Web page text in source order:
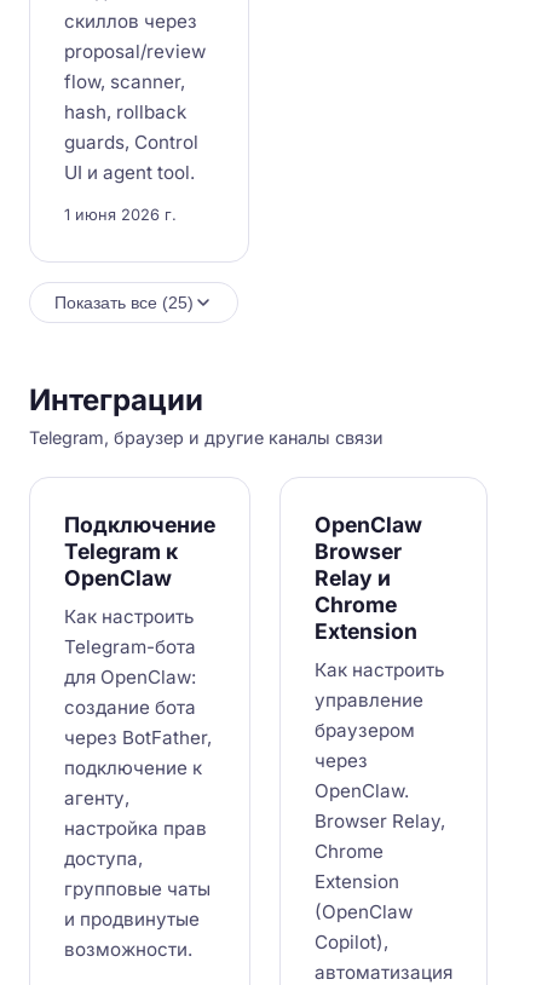
скиллов через
proposal/review
flow, scanner,
hash, rollback
guards, Control
UI и agent tool.
1 июня 2026 г.
Показать все (25)
Интеграции
Telegram, браузер и другие каналы связи
Подключение
Telegram к
OpenClaw
Как настроить
Telegram-бота
для OpenClaw:
создание бота
через BotFather,
подключение к
агенту,
настройка прав
доступа,
групповые чаты
и продвинутые
возможности.
OpenClaw
Browser
Relay и
Chrome
Extension
Как настроить
управление
браузером
через
OpenClaw.
Browser Relay,
Chrome
Extension
(OpenClaw
Copilot),
автоматизация